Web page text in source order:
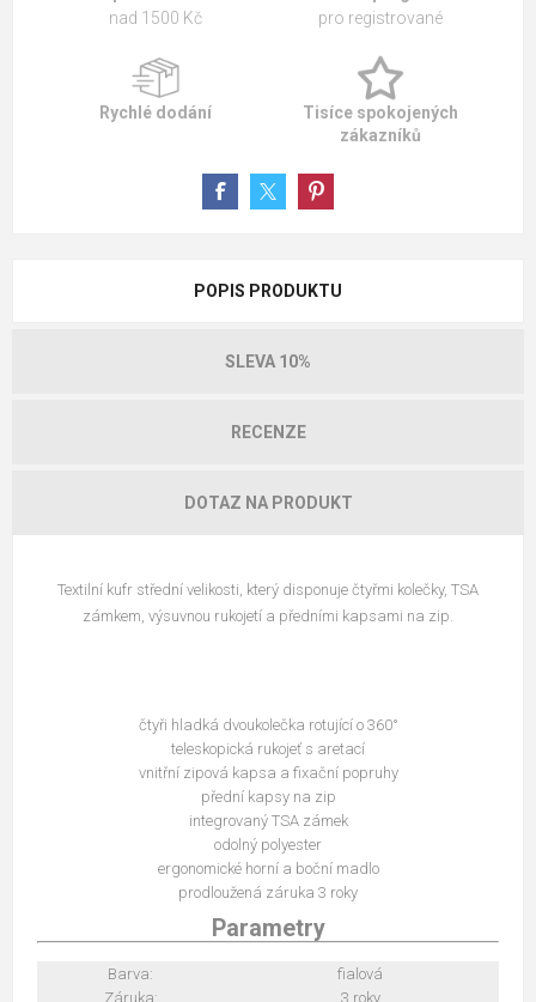
nad 1500 Kč
pro registrované
Rychlé dodání
Tisíce spokojených
zákazníků
POPIS PRODUKTU
SLEVA 10%
RECENZE
DOTAZ NA PRODUKT
Textilní kufr střední velikosti, který disponuje čtyřmi kolečky, TSA
zámkem, výsuvnou rukojetí a předními kapsami na zip.
čtyři hladká dvoukolečka rotující o 360°
teleskopická rukojeť s aretací
vnitřní zipová kapsa a fixační popruhy
přední kapsy na zip
integrovaný TSA zámek
odolný polyester
ergonomické horní a boční madlo
prodloužená záruka 3 roky
Parametry
Barva:
fialová
Záruka:
3 roky